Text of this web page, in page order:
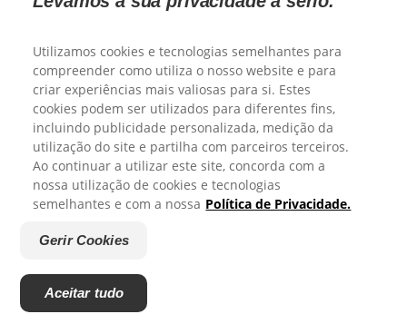
Família
Bebê
Mulher
Homem
Profissional
Produtos
Sobre a Protex
Política de privacidade
Cookies|Colgate Palmolive
©2026
Colgate-Palmolive Company. Todos os direitos reservados.
Você está vendo o site do Brasil.
Utilizamos cookies e tecnologias semelhantes para
compreender como utiliza o nosso website e para
criar experiências mais valiosas para si. Estes
cookies podem ser utilizados para diferentes fins,
incluindo publicidade personalizada, medição da
utilização do site e partilha com parceiros terceiros.
Ao continuar a utilizar este site, concorda com a
nossa utilização de cookies e tecnologias
semelhantes e com a nossa Política de Privacidade.
Gerir Cookies
Aceitar tudo